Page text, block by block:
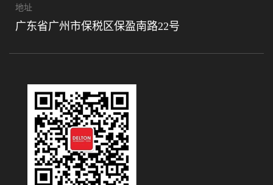
地址
广东省广州市保税区保盈南路22号